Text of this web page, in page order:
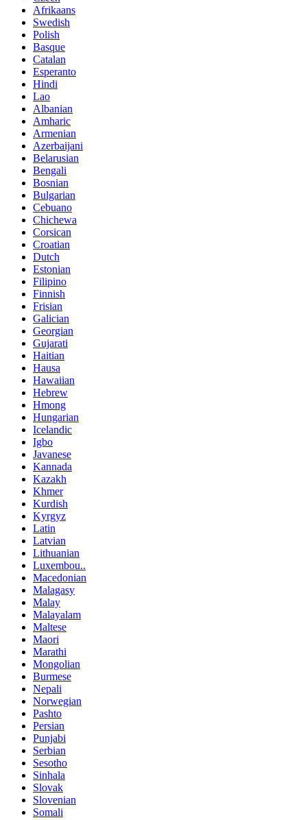
Afrikaans
Swedish
Polish
Basque
Catalan
Esperanto
Hindi
Lao
Albanian
Amharic
Armenian
Azerbaijani
Belarusian
Bengali
Bosnian
Bulgarian
Cebuano
Chichewa
Corsican
Croatian
Dutch
Estonian
Filipino
Finnish
Frisian
Galician
Georgian
Gujarati
Haitian
Hausa
Hawaiian
Hebrew
Hmong
Hungarian
Icelandic
Igbo
Javanese
Kannada
Kazakh
Khmer
Kurdish
Kyrgyz
Latin
Latvian
Lithuanian
Luxembou..
Macedonian
Malagasy
Malay
Malayalam
Maltese
Maori
Marathi
Mongolian
Burmese
Nepali
Norwegian
Pashto
Persian
Punjabi
Serbian
Sesotho
Sinhala
Slovak
Slovenian
Somali